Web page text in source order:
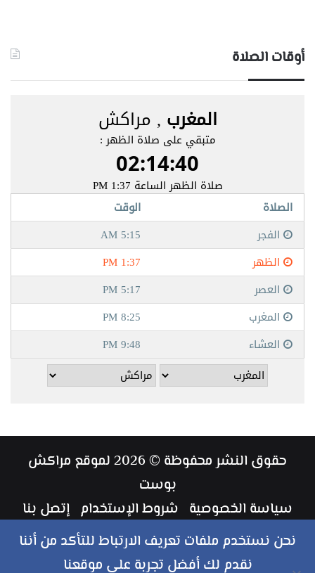
أوقات الصلاة
حقوق النشر محفوظة © 2026 لموقع مراكش
بوست
سياسة الخصوصية شروط الإستخدام إتصل بنا
طاقم العمل
نحن نستخدم ملفات تعريف الارتباط للتأكد من أننا
نقدم لك أفضل تجربة على موقعنا